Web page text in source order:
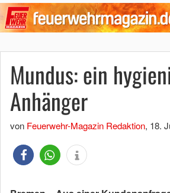
Mundus: ein
Anhänger
von Feuerwehr-Magazin Redaktion, 18.